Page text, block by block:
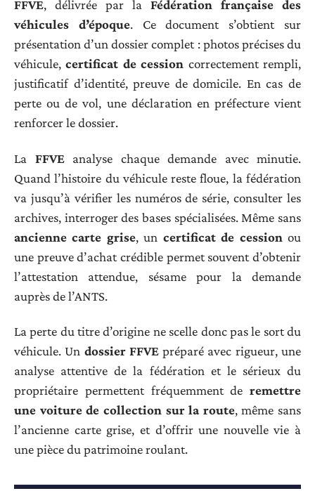
FFVE, délivrée par la Fédération française des
véhicules d’époque. Ce document s’obtient sur
présentation d’un dossier complet : photos précises du
véhicule,certificat de cession correctement rempli,
justificatif d’identité, preuve de domicile. En cas de
perte ou de vol, une déclaration en préfecture vient
renforcer le dossier.
La FFVEanalyse chaque demande avec minutie.
Quand l’histoire du véhicule reste floue, la fédération
va jusqu’à vérifier les numéros de série, consulter les
archives, interroger des bases spécialisées. Même sans
ancienne carte grise, un certificat de cession ou
une preuve d’achat crédible permet souvent d’obtenir
l’attestation attendue, sésame pour la demande
auprès de l’ANTS.
La perte du titre d’origine ne scelle donc pas le sort du
véhicule. Un dossier FFVEpréparé avec rigueur, une
analyse attentive de la fédération et le sérieux du
propriétaire permettent fréquemment de remettre
une voiture de collection sur la route, même sans
l’ancienne carte grise, et d’offrir une nouvelle vie à
une pièce du patrimoine roulant.